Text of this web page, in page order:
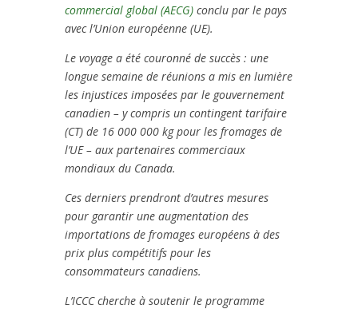
commercial global (AECG)conclu par le pays
avec l’Union européenne (UE).
Le voyage a été couronné de succès : une
longue semaine de réunions a mis en lumière
les injustices imposées par le gouvernement
canadien – y compris un contingent tarifaire
(CT) de 16 000 000 kg pour les fromages de
l’UE – aux partenaires commerciaux
mondiaux du Canada.
Ces derniers prendront d’autres mesures
pour garantir une augmentation des
importations de fromages européens à des
prix plus compétitifs pour les
consommateurs canadiens.
L’ICCC cherche à soutenir le programme